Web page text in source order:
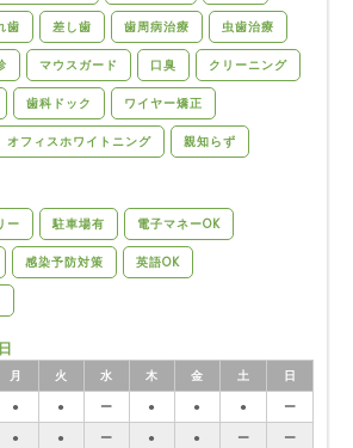
歯 差し歯 歯周病治療 虫歯治療
マウスガード 口臭 クリーニング
歯科ドック ワイヤー矯正
オフィスホワイトニング 親知らず
ー 駐車場有 電子マネーOK
感染予防対策 英語OK
月 火 水 木 金 土
日
● ● ー ● ● ●
ー
● ● ー ● ● ー
ー